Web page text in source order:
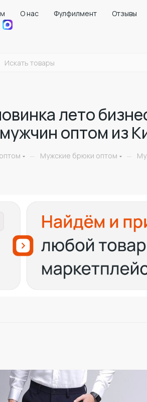
О нас Фулфилмент Отзывы
лето
оптом из
— Мужские брюки оптом —